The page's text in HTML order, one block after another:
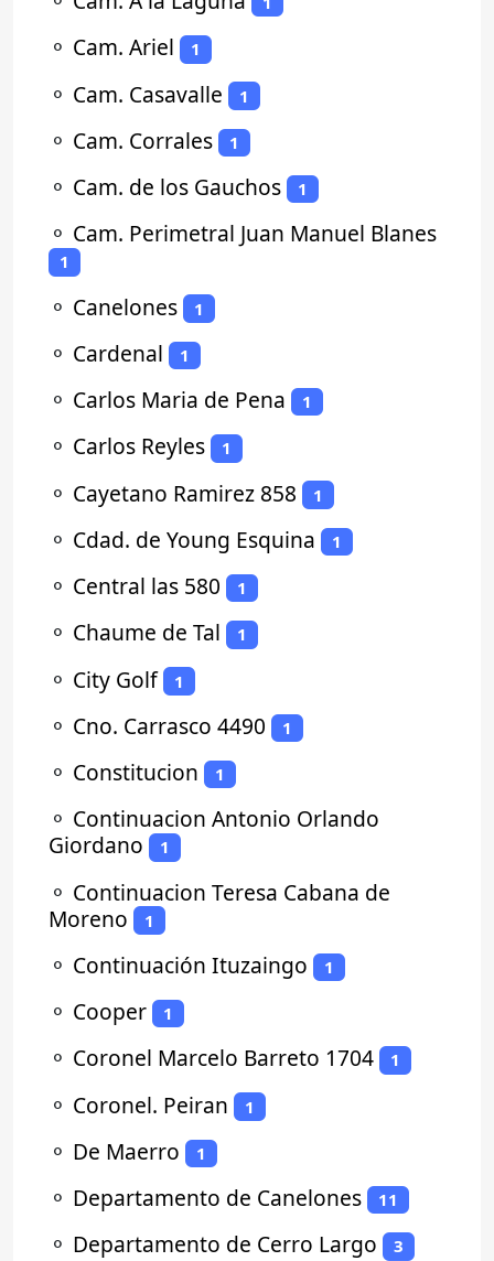
⚬ Cam. Ariel 1
⚬ Cam. Casavalle 1
⚬ Cam. Corrales 1
⚬ Cam. de los Gauchos 1
⚬ Cam. Perimetral Juan Manuel Blanes
1
⚬ Canelones 1
⚬ Cardenal 1
⚬ Carlos Maria de Pena 1
⚬ Carlos Reyles 1
⚬ Cayetano Ramirez 858 1
⚬ Cdad. de Young Esquina 1
⚬ Central las 580 1
⚬ Chaume de Tal 1
⚬ City Golf 1
⚬ Cno. Carrasco 4490 1
⚬ Constitucion 1
⚬ Continuacion Antonio Orlando
Giordano
1
⚬ Continuacion Teresa Cabana de
Moreno
1
⚬ Continuación Ituzaingo 1
⚬ Cooper 1
⚬ Coronel Marcelo Barreto 1704 1
⚬ Coronel. Peiran 1
⚬ De Maerro 1
⚬ Departamento de Canelones 11
⚬ Departamento de Cerro Largo 3